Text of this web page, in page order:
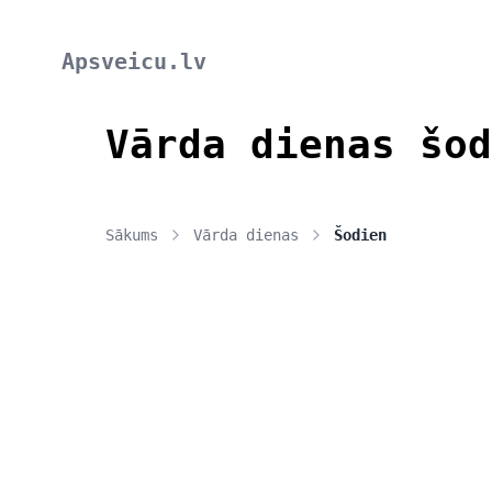
Apsveicu.lv
Vārda dienas
Sākums Vārda dienas Šodien